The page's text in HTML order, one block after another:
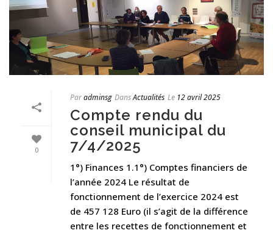
0
Paradminsg DansActualités Le 12 avril 2025
Compte rendu du
conseil municipal du
7/4/2025
1°) Finances 1.1°) Comptes financiers de
l’année 2024 Le résultat de
fonctionnement de l’exercice 2024 est
de 457 128 Euro (il s’agit de la différence
entre les recettes de fonctionnement et